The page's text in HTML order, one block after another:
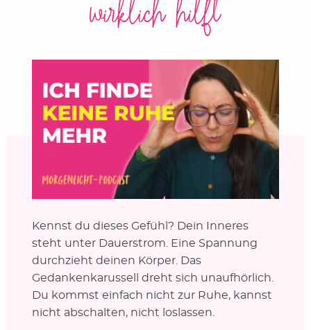
wirklich hilft
Kennst du dieses Gefühl? Dein Inneres
steht unter Dauerstrom. Eine Spannung
durchzieht deinen Körper. Das
Gedankenkarussell dreht sich unaufhörlich.
Du kommst einfach nicht zur Ruhe, kannst
nicht abschalten, nicht loslassen.